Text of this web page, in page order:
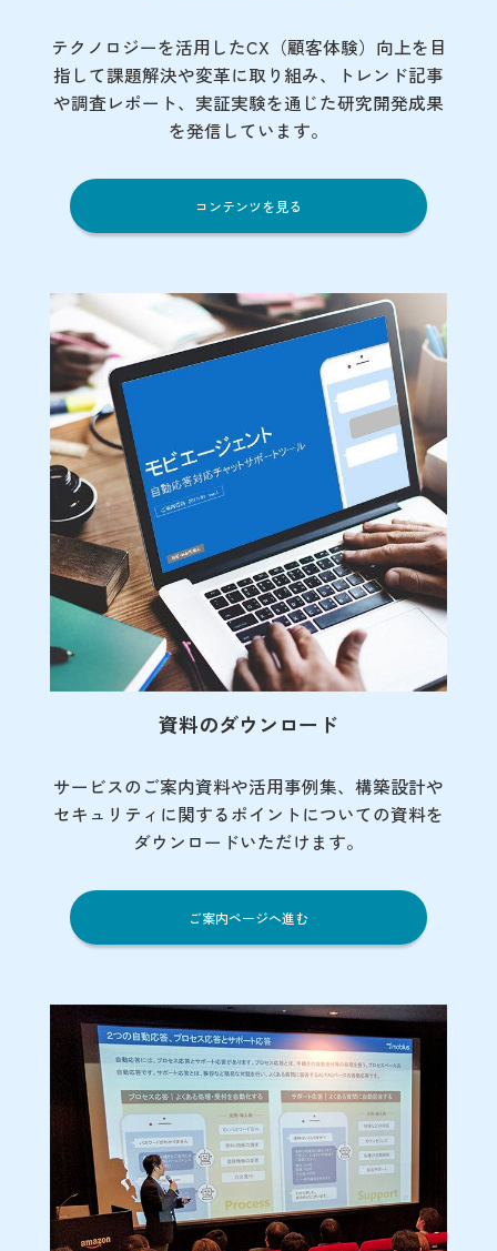
テクノロジーを活用したCX（顧客体験）向上を目
指して課題解決や変革に取り組み、トレンド記事
や調査レポート、実証実験を通じた研究開発成果
を発信しています。
コンテンツを見る
資料のダウンロード
サービスのご案内資料や活用事例集、 構築設計や
セキュリティに関するポイントについての資料を
ダウンロードいただけます。
ご案内ページへ進む